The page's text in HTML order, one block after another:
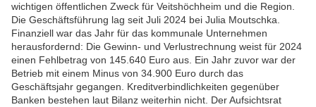
wichtigen öffentlichen Zweck für Veitshöchheim und die Region.
Die Geschäftsführung lag seit Juli 2024 bei Julia Moutschka.
Finanziell war das Jahr für das kommunale Unternehmen
herausfordernd: Die Gewinn- und Verlustrechnung weist für 2024
einen Fehlbetrag von 145.640 Euro aus. Ein Jahr zuvor war der
Betrieb mit einem Minus von 34.900 Euro durch das
Geschäftsjahr gegangen. Kreditverbindlichkeiten gegenüber
Banken bestehen laut Bilanz weiterhin nicht. Der Aufsichtsrat